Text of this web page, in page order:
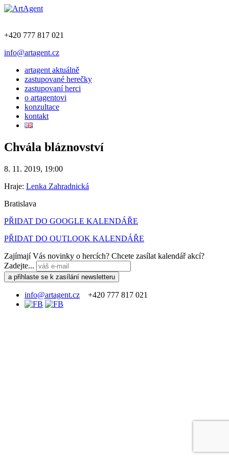
+420 777 817 021
info@artagent.cz
artagent aktuálně
zastupované herečky
zastupovaní herci
o artagentovi
konzultace
kontakt
Chvála bláznovství
8. 11. 2019, 19:00
Hraje: Lenka Zahradnická
Bratislava
PŘIDAT DO GOOGLE KALENDÁŘE
PŘIDAT DO OUTLOOK KALENDÁŘE
Zajímají Vás novinky o hercích? Chcete zasílat kalendář akcí?
Zadejte...
info@artagent.cz +420 777 817 021